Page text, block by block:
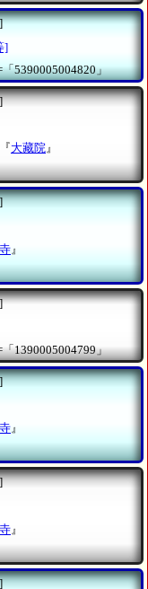
]
5390005004820」
大藏院』
』
1390005004799」
』
』